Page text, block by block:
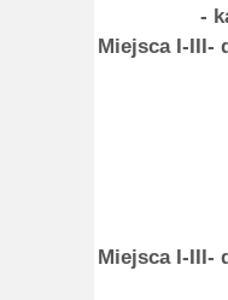
-
Miejsca I-III-
Miejsca I-III-